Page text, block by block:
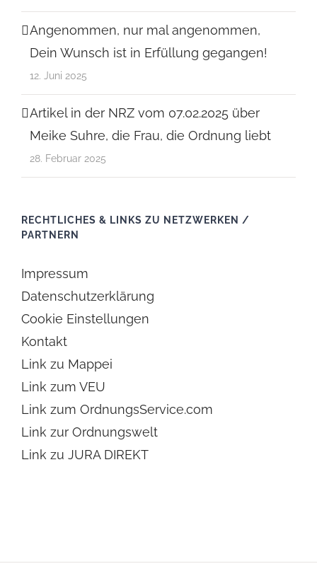
Angenommen, nur mal angenommen,
Dein Wunsch ist in Erfüllung gegangen!
12. Juni 2025
Artikel in der NRZ vom 07.02.2025 über
Meike Suhre, die Frau, die Ordnung liebt
28. Februar 2025
RECHTLICHES & LINKS ZU NETZWERKEN /
PARTNERN
Impressum
Datenschutzerklärung
Cookie Einstellungen
Kontakt
Link zu Mappei
Link zum VEU
Link zum OrdnungsService.com
Link zur Ordnungswelt
Link zu JURA DIREKT